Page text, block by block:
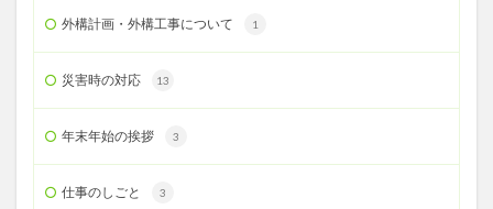
外構計画・外構工事について 1
災害時の対応 13
年末年始の挨拶 3
仕事のしごと 3